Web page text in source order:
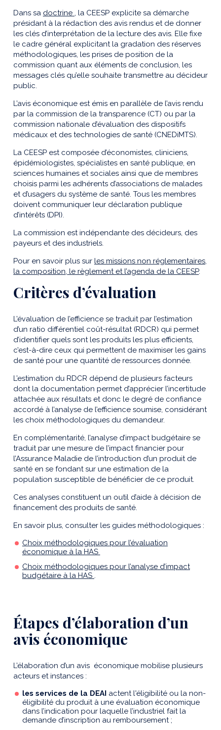
Dans sa doctrine , la CEESP explicite sa démarche
présidant à la rédaction des avis rendus et de donner
les clés d’interprétation de la lecture des avis. Elle fixe
le cadre général explicitant la gradation des réserves
méthodologiques, les prises de position de la
commission quant aux éléments de conclusion, les
messages clés qu’elle souhaite transmettre au décideur
public.
L’avis économique est émis en parallèle de l’avis rendu
par la commission de la transparence (CT) ou par la
commission nationale d’évaluation des dispositifs
médicaux et des technologies de santé (CNEDiMTS).
La CEESP est composée d’économistes, cliniciens,
épidémiologistes, spécialistes en santé publique, en
sciences humaines et sociales ainsi que de membres
choisis parmi les adhérents d’associations de malades
et d’usagers du système de santé. Tous les membres
doivent communiquer leur déclaration publique
d’intérêts (DPI).
La commission est indépendante des décideurs, des
payeurs et des industriels.
Pour en savoir plus sur les missions non réglementaires,
la composition, le règlement et l’agenda de la CEESP.
Critères d’évaluation
L’évaluation de l’efficience se traduit par l’estimation
d’un ratio différentiel coût-résultat (RDCR) qui permet
d’identifier quels sont les produits les plus efficients,
c’est-à-dire ceux qui permettent de maximiser les gains
de santé pour une quantité de ressources donnée.
L’estimation du RDCR dépend de plusieurs facteurs
dont la documentation permet d’apprécier l’incertitude
attachée aux résultats et donc le degré de confiance
accordé à l’analyse de l’efficience soumise, considérant
les choix méthodologiques du demandeur.
En complémentarité, l’analyse d’impact budgétaire se
traduit par une mesure de l’impact financier pour
l’Assurance Maladie de l’introduction d’un produit de
santé en se fondant sur une estimation de la
population susceptible de bénéficier de ce produit.
Ces analyses constituent un outil d’aide à décision de
financement des produits de santé.
En savoir plus, consulter les guides méthodologiques :
Choix méthodologiques pour l’évaluation
économique à la HAS
Choix méthodologiques pour l’analyse d’impact
budgétaire à la HAS .
Étapes d’élaboration d’un
avis économique
L’élaboration d’un avis économique mobilise plusieurs
acteurs et instances :
les services de la DEAI actent l'éligibilité ou la non-
éligibilité du produit à une évaluation économique
dans l’indication pour laquelle l’industriel fait la
demande d’inscription au remboursement ;